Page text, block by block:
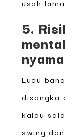
usah
5.
Lucu
disangka
kalau
swing